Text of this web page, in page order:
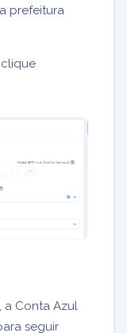
prefeitura
a Conta Azul
seguir